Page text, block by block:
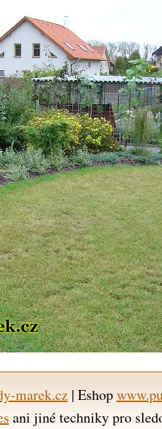
marek.cz| Eshop
ani jiné techniky pro